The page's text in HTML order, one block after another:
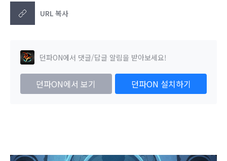
URL 복사
던파ON에서 댓글/답글 알림을 받아보세요!
던파ON에서 보기 던파ON 설치하기